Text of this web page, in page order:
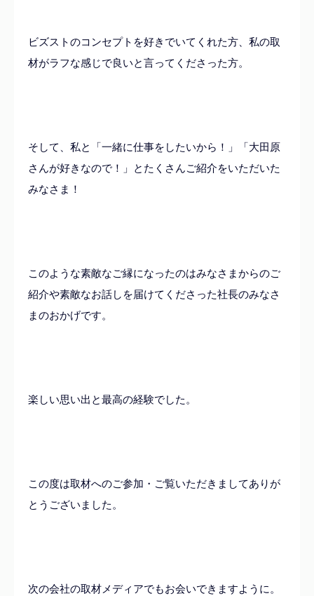
ビズストのコンセプトを好きでいてくれた方、私の取
材がラフな感じで良いと言ってくださった方。
そして、私と「一緒に仕事をしたいから！」「大田原
さんが好きなので！」とたくさんご紹介をいただいた
みなさま！
このような素敵なご縁になったのはみなさまからのご
紹介や素敵なお話しを届けてくださった社長のみなさ
まのおかげです。
楽しい思い出と最高の経験でした。
この度は取材へのご参加・ご覧いただきましてありが
とうございました。
次の会社の取材メディアでもお会いできますように。